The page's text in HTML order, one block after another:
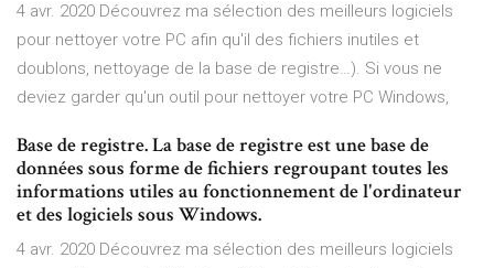
4 avr. 2020 Découvrez ma sélection des meilleurs logiciels
pour nettoyer votre PC afin qu'il des fichiers inutiles et
doublons, nettoyage de la base de registre…). Si vous ne
deviez garder qu'un outil pour nettoyer votre PC Windows,
Base de registre. La base de registre est une base de
données sous forme de fichiers regroupant toutes les
informations utiles au fonctionnement de l'ordinateur
et des logiciels sous Windows.
4 avr. 2020 Découvrez ma sélection des meilleurs logiciels